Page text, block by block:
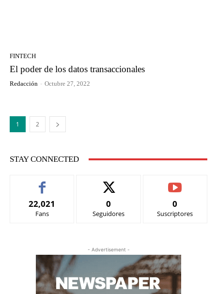
FINTECH
El poder de los datos transaccionales
Redacción - Octubre 27, 2022
1 2
STAY CONNECTED
22,021
Fans
0
Seguidores
0
Suscriptores
- Advertisement -